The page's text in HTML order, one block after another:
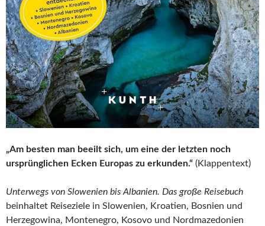
„Am besten man beeilt sich, um eine der letzten noch
ursprünglichen Ecken Europas zu erkunden.“ (Klappentext)
Unterwegs von Slowenien bis Albanien. Das große Reisebuch
beinhaltet Reiseziele in Slowenien, Kroatien, Bosnien und
Herzegowina, Montenegro, Kosovo und Nordmazedonien